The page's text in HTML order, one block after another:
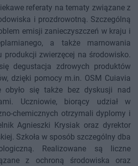
referaty na tematy związane z
i prozdrowotną. Szczególną
emisji zanieczyszczeń w kraju i
a także marnowania
produkcji zwierzęcej na środowisko.
degustacja zdrowych produktów
dzięki pomocy m.in. OSM Cuiavia
obyło się także bez dyskusji nad
Uczniowie, biorący udział w
chemicznych otrzymali dyplomy i
Agnieszki Krysiak oraz dyrektor
Szkoła w sposób szczególny dba
Realizowane są liczne
z ochroną środowiska oraz